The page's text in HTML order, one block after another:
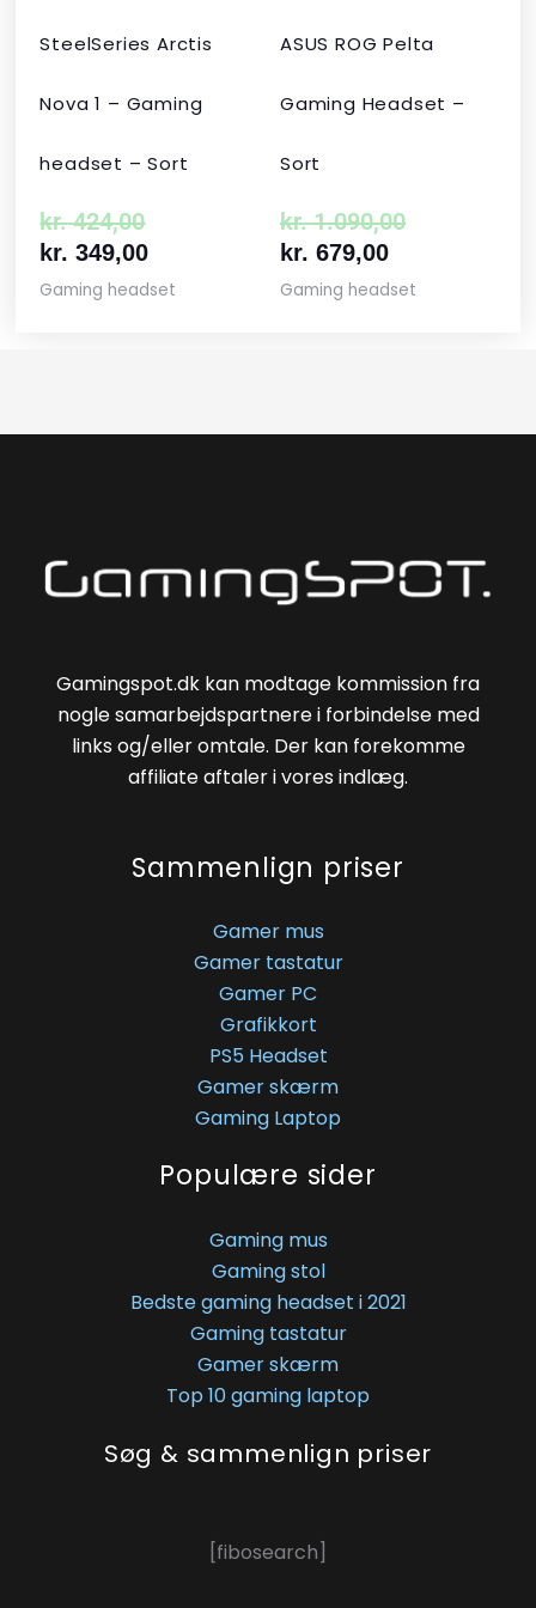
SteelSeries Arctis
Nova 1 – Gaming
headset – Sort
kr.424,00
kr. 349,00
Gaming headset
ASUS ROG Pelta
Gaming Headset –
Sort
kr.1.090,00
kr. 679,00
Gaming headset
Gamingspot.dk kan modtage kommission fra
nogle samarbejdspartnere i forbindelse med
links og/eller omtale. Der kan forekomme
affiliate aftaler i vores indlæg.
Sammenlign priser
Gamer mus
Gamer tastatur
Gamer PC
Grafikkort
PS5 Headset
Gamer skærm
Gaming Laptop
Populære sider
Gaming mus
Gaming stol
Bedste gaming headset i 2021
Gaming tastatur
Gamer skærm
Top 10 gaming laptop
Søg & sammenlign priser
[fibosearch]